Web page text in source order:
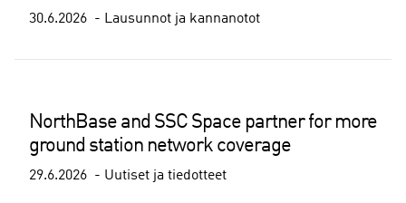
30.6.2026 Lausunnot ja kannanotot
NorthBase and SSC Space partner for more
ground station network coverage
29.6.2026 Uutiset ja tiedotteet